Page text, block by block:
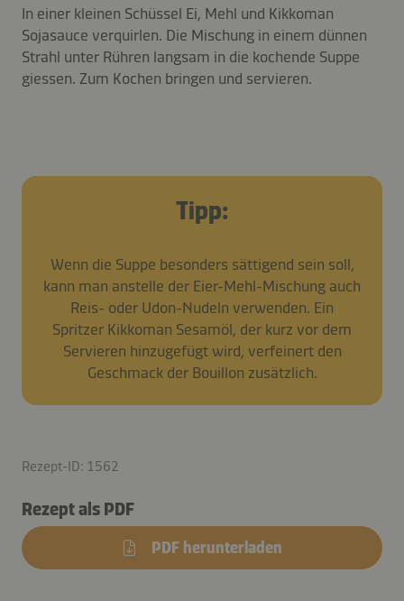
In einer kleinen Schüssel Ei, Mehl und Kikkoman
Sojasauce verquirlen. Die Mischung in einem dünnen
Strahl unter Rühren langsam in die kochende Suppe
giessen. Zum Kochen bringen und servieren.
Tipp:
Wenn die Suppe besonders sättigend sein soll,
kann man anstelle der Eier-Mehl-Mischung auch
Reis- oder Udon-Nudeln verwenden. Ein
Spritzer Kikkoman Sesamöl, der kurz vor dem
Servieren hinzugefügt wird, verfeinert den
Geschmack der Bouillon zusätzlich.
Rezept-ID: 1562
Rezept als PDF
PDF herunterladen